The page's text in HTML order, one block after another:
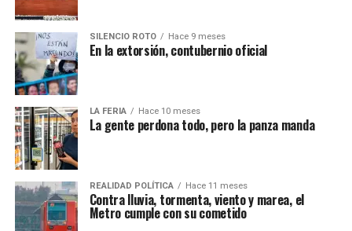
SILENCIO ROTO Hace 9 meses
En la extorsión, contubernio oficial
LA FERIA Hace 10 meses
La gente perdona todo, pero la panza manda
REALIDAD POLÍTICA Hace 11 meses
Contra lluvia, tormenta, viento y marea, el
Metro cumple con su cometido